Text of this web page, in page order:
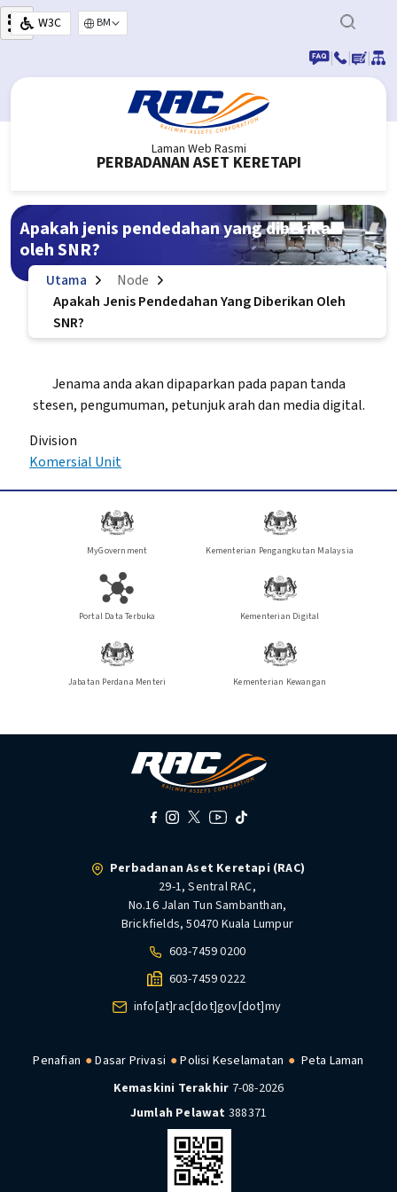
Langkau ke kandungan utama
W3C
Select your language
|
| |
Laman Web Rasmi
PERBADANAN ASET KERETAPI
Apakah jenis pendedahan yang diberikan
oleh SNR?
Utama
Node
Apakah Jenis Pendedahan Yang Diberikan Oleh
SNR?
Jenama anda akan dipaparkan pada papan tanda
stesen, pengumuman, petunjuk arah dan media digital.
Division
Komersial Unit
MyGovernment Kementerian Pengangkutan Malaysia
Portal Data Terbuka Kementerian Digital
Jabatan Perdana Menteri Kementerian Kewangan
Perbadanan Aset Keretapi (RAC)
29-1, Sentral RAC,
No.16 Jalan Tun Sambanthan,
Brickfields, 50470 Kuala Lumpur
603-7459 0200
603-7459 0222
info[at]rac[dot]gov[dot]my
Penafian Dasar Privasi Polisi Keselamatan
Peta Laman
Kemaskini Terakhir 7-08-2026
Jumlah Pelawat 388371